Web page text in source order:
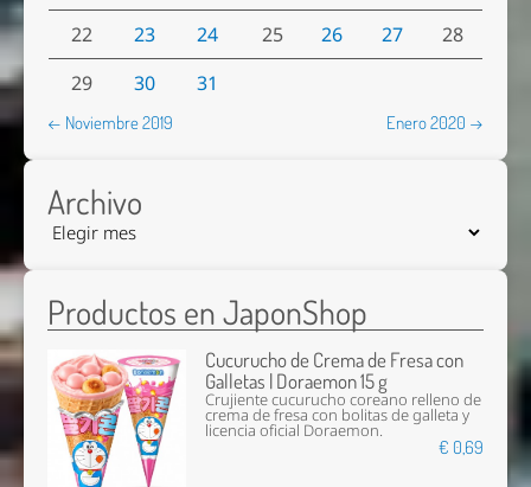
22
23 24 25 26 27
28
29
30 31
← Noviembre 2019 Enero 2020 →
Archivo
Productos en JaponShop
Cucurucho de Crema de Fresa con
Galletas | Doraemon 15 g
Crujiente cucurucho coreano relleno de
crema de fresa con bolitas de galleta y
licencia oficial Doraemon.
€ 0,69